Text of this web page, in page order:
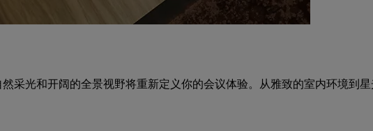
采光和开阔的全景视野将重新定义你的会议体验。从雅致的室内环境到